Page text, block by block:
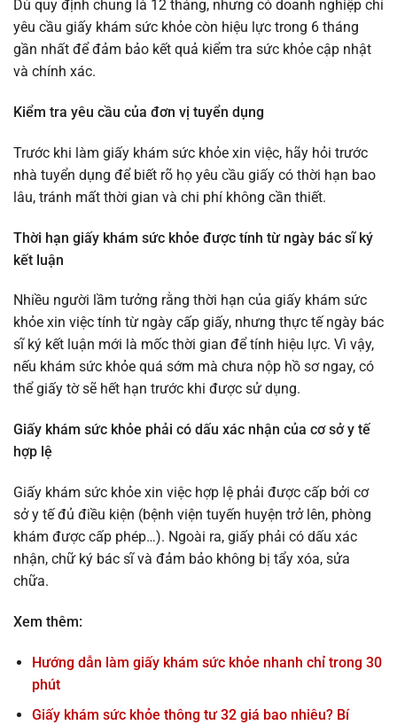
Dù quy định chung là 12 tháng, nhưng có doanh nghiệp chỉ
yêu cầu giấy khám sức khỏe còn hiệu lực trong 6 tháng
gần nhất để đảm bảo kết quả kiểm tra sức khỏe cập nhật
và chính xác.
Kiểm tra yêu cầu của đơn vị tuyển dụng
Trước khi làm giấy khám sức khỏe xin việc, hãy hỏi trước
nhà tuyển dụng để biết rõ họ yêu cầu giấy có thời hạn bao
lâu, tránh mất thời gian và chi phí không cần thiết.
Thời hạn giấy khám sức khỏe được tính từ ngày bác sĩ ký
kết luận
Nhiều người lầm tưởng rằng thời hạn của giấy khám sức
khỏe xin việc tính từ ngày cấp giấy, nhưng thực tế ngày bác
sĩ ký kết luận mới là mốc thời gian để tính hiệu lực. Vì vậy,
nếu khám sức khỏe quá sớm mà chưa nộp hồ sơ ngay, có
thể giấy tờ sẽ hết hạn trước khi được sử dụng.
Giấy khám sức khỏe phải có dấu xác nhận của cơ sở y tế
hợp lệ
Giấy khám sức khỏe xin việc hợp lệ phải được cấp bởi cơ
sở y tế đủ điều kiện (bệnh viện tuyến huyện trở lên, phòng
khám được cấp phép…). Ngoài ra, giấy phải có dấu xác
nhận, chữ ký bác sĩ và đảm bảo không bị tẩy xóa, sửa
chữa.
Xem thêm:
Hướng dẫn làm giấy khám sức khỏe nhanh chỉ trong 30
phút
Giấy khám sức khỏe thông tư 32 giá bao nhiêu? Bí